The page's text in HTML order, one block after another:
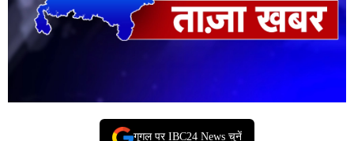
गूगल पर IBC24 News चुनें